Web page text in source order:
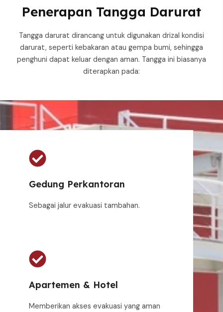
Penerapan Tangga Darurat
Tangga darurat dirancang untuk digunakan drizal kondisi
darurat, seperti kebakaran atau gempa bumi, sehingga
penghuni dapat keluar dengan aman. Tangga ini biasanya
diterapkan pada:
Gedung Perkantoran
Sebagai jalur evakuasi tambahan.
Apartemen & Hotel
Memberikan akses evakuasi yang aman